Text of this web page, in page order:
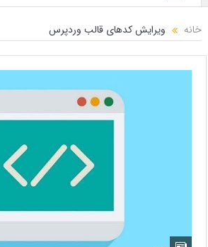
خانه ویرایش کدهای قالب وردپرس